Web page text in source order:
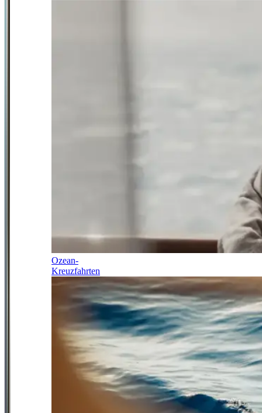
Ozean-
Kreuzfahrten